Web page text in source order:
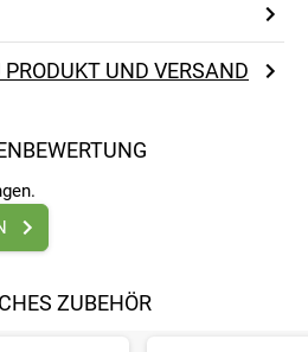
UND VERSAND
ZUBEHÖR